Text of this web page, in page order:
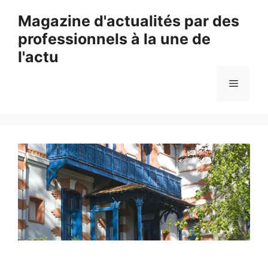
contenu
Magazine d'actualités par des
professionnels à la une de
l'actu
Menu